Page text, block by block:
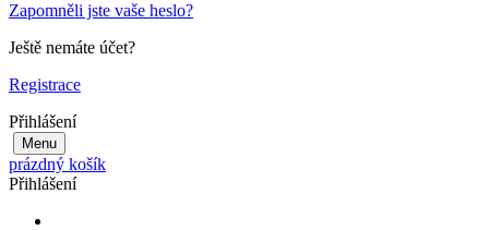
Zapomněli jste vaše heslo?
Ještě nemáte účet?
Registrace
Přihlášení
Menu
prázdný košík
Přihlášení